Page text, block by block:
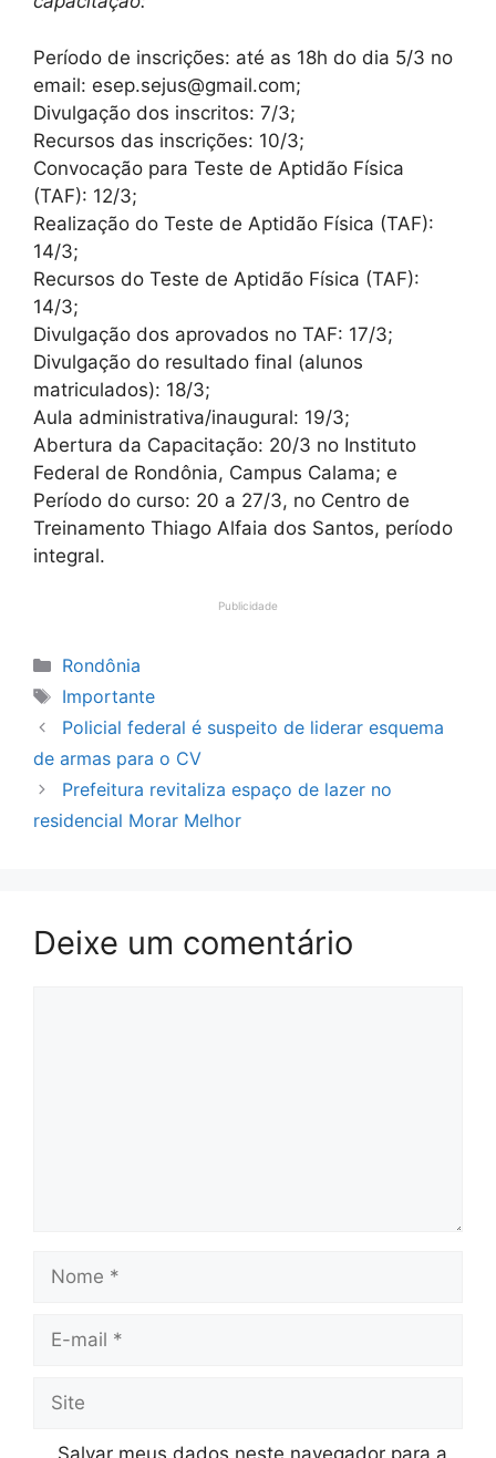
Período de inscrições: até as 18h do dia 5/3 no
email: esep.sejus@gmail.com;
Divulgação dos inscritos: 7/3;
Recursos das inscrições: 10/3;
Convocação para Teste de Aptidão Física
(TAF): 12/3;
Realização do Teste de Aptidão Física (TAF):
14/3;
Recursos do Teste de Aptidão Física (TAF):
14/3;
Divulgação dos aprovados no TAF: 17/3;
Divulgação do resultado final (alunos
matriculados): 18/3;
Aula administrativa/inaugural: 19/3;
Abertura da Capacitação: 20/3 no Instituto
Federal de Rondônia, Campus Calama; e
Período do curso: 20 a 27/3, no Centro de
Treinamento Thiago Alfaia dos Santos, período
integral.
Publicidade
Categorias
Rondônia
Tags
Importante
Policial federal é suspeito de liderar esquema
de armas para o CV
Prefeitura revitaliza espaço de lazer no
residencial Morar Melhor
Deixe um comentário
Nome
Site